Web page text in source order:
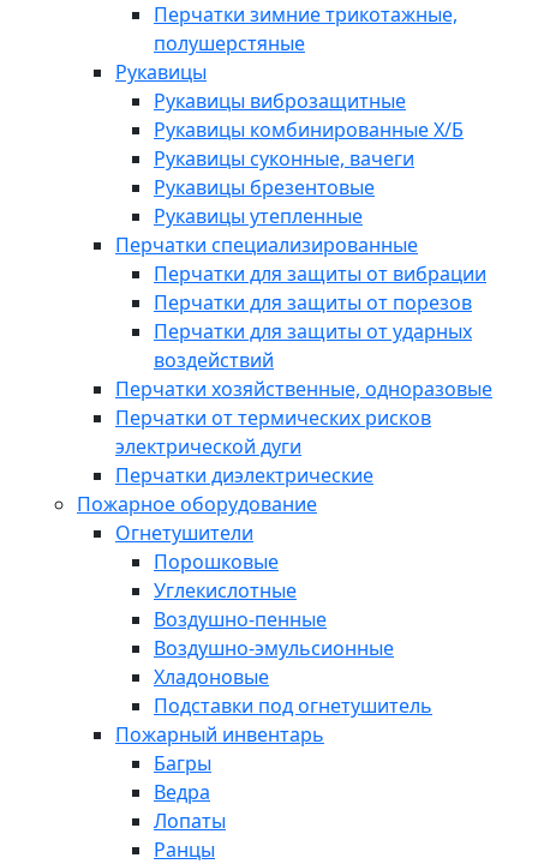
Перчатки зимние трикотажные,
полушерстяные
Рукавицы
Рукавицы виброзащитные
Рукавицы комбинированные Х/Б
Рукавицы суконные, вачеги
Рукавицы брезентовые
Рукавицы утепленные
Перчатки специализированные
Перчатки для защиты от вибрации
Перчатки для защиты от порезов
Перчатки для защиты от ударных
воздействий
Перчатки хозяйственные, одноразовые
Перчатки от термических рисков
электрической дуги
Перчатки диэлектрические
Пожарное оборудование
Огнетушители
Порошковые
Углекислотные
Воздушно-пенные
Воздушно-эмульсионные
Хладоновые
Подставки под огнетушитель
Пожарный инвентарь
Багры
Ведра
Лопаты
Ранцы